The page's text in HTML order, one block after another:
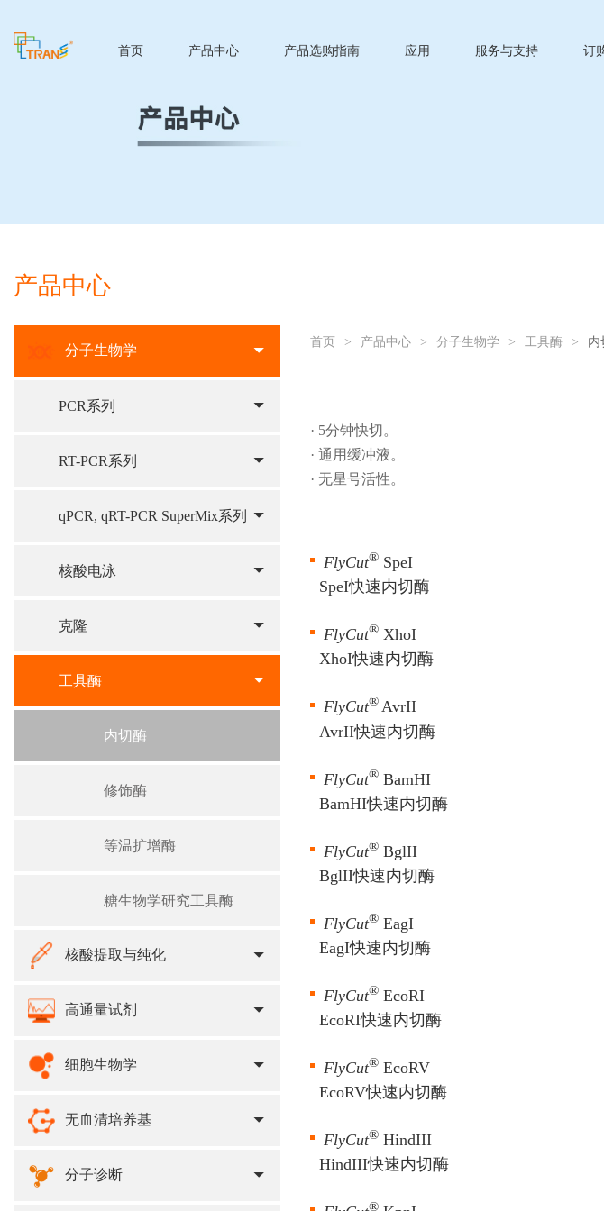
首页 产品中心 产品选购指南 应用 服务与支持 订
产品中心
分子生物学
PCR系列
RT-PCR系列
qPCR, qRT-PCR SuperMix系列
核酸电泳
克隆
工具酶
内切酶
修饰酶
等温扩增酶
糖生物学研究工具酶
核酸提取与纯化
高通量试剂
细胞生物学
无血清培养基
分子诊断
首页 > 产品中心 > 分子生物学 > 工具酶 > 内
· 5分钟快切。
· 通用缓冲液。
· 无星号活性。
FlyCut®SpeI
SpeI快速内切酶
FlyCut®XhoI
XhoI快速内切酶
FlyCut® AvrII
AvrII快速内切酶
FlyCut®BamHI
BamHI快速内切酶
FlyCut®BglII
BglII快速内切酶
FlyCut®EagI
EagI快速内切酶
FlyCut®EcoRI
EcoRI快速内切酶
FlyCut®EcoRV
EcoRV快速内切酶
FlyCut®HindIII
HindIII快速内切酶
®